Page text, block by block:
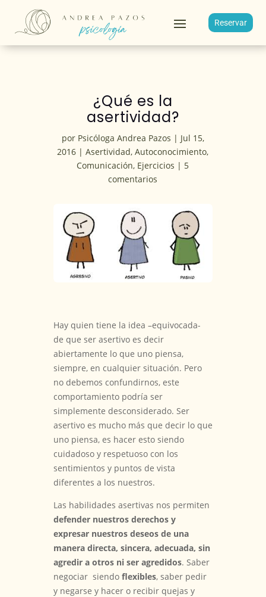
Reservar
¿Qué es la
asertividad?
por Psicóloga Andrea Pazos | Jul 15,
2016 |Asertividad,Autoconocimiento,
Comunicación, Ejercicios | 5
comentarios
Hay quien tiene la idea –equivocada-
de que ser asertivo es decir
abiertamente lo que uno piensa,
siempre, en cualquier situación. Pero
no debemos confundirnos, este
comportamiento podría ser
simplemente desconsiderado. Ser
asertivo es mucho más que decir lo que
uno piensa, es hacer esto siendo
cuidadoso y respetuoso con los
sentimientos y puntos de vista
diferentes a los nuestros.
Las habilidades asertivas nos permiten
defender nuestros derechos y
expresar nuestros deseos de una
manera directa, sincera, adecuada, sin
agredir a otros ni ser agredidos. Saber
negociar siendo flexibles, saber pedir
y negarse y hacer o recibir quejas y